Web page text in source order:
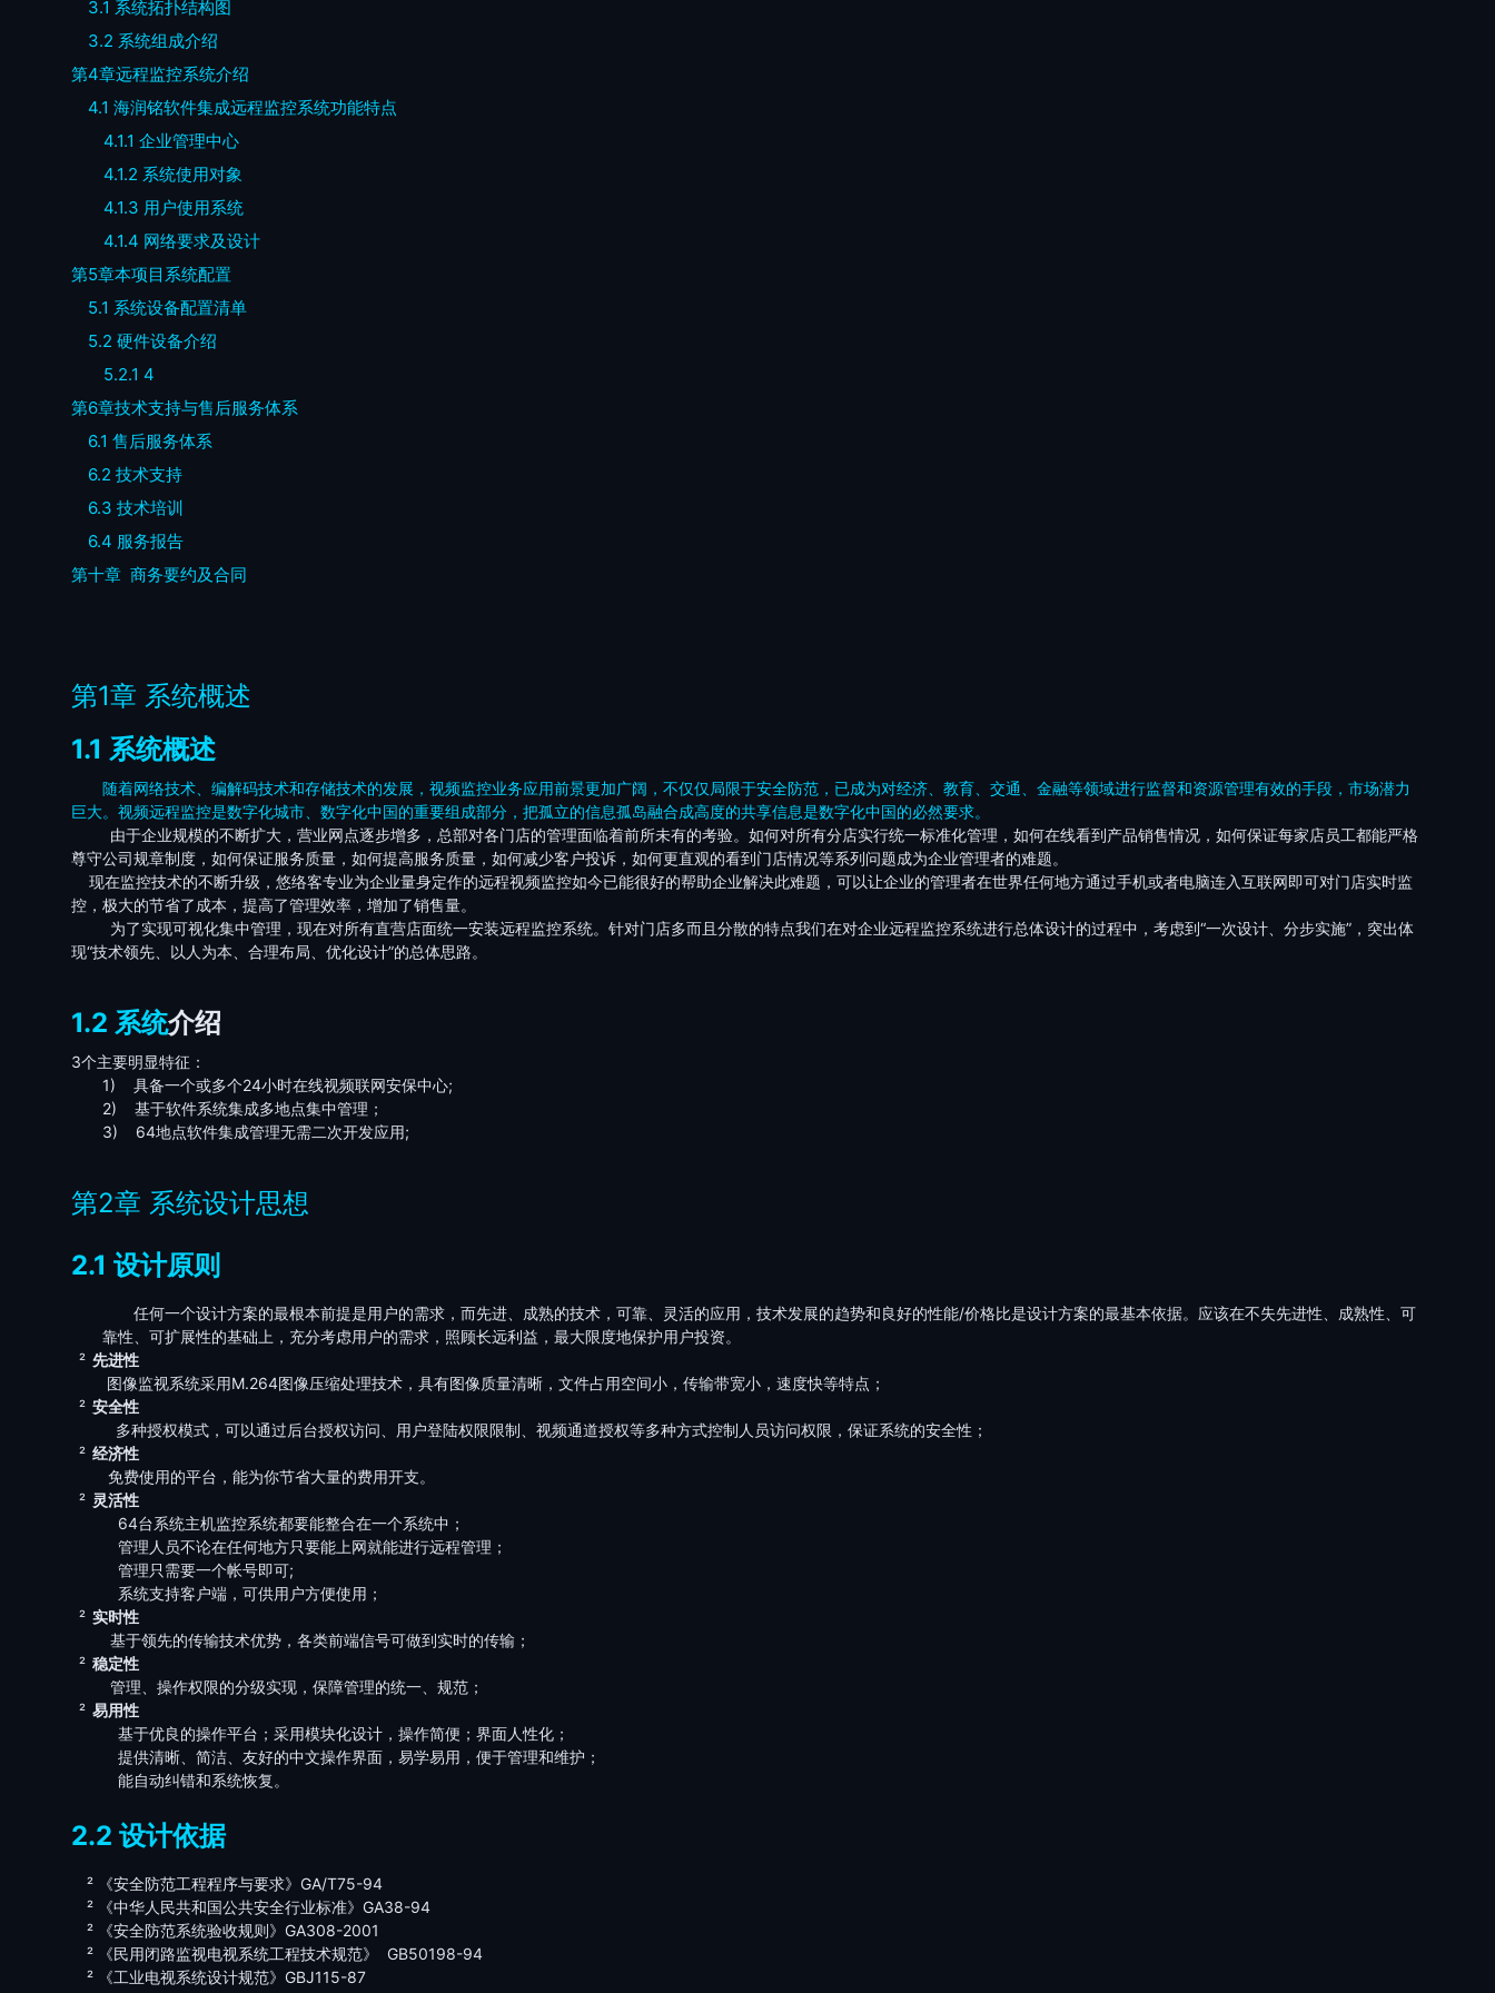
3.1 系统拓扑结构图
3.2 系统组成介绍
第4章远程监控系统介绍
4.1 海润铭软件集成远程监控系统功能特点
4.1.1企业管理中心
4.1.2 系统使用对象
4.1.3 用户使用系统
4.1.4 网络要求及设计
第5章本项目系统配置
5.1 系统设备配置清单
5.2 硬件设备介绍
5.2.1 4
第6章技术支持与售后服务体系
6.1 售后服务体系
6.2 技术支持
6.3 技术培训
6.4 服务报告
第十章 商务要约及合同
第1章 系统概述
1.1 系统概述
随着网络技术、编解码技术和存储技术的发展，视频监控业务应用前景更加广阔，不仅仅局限于安全防范，已成为对经济、教育、交通、金融等领域进行监督和资源管理有效的手段，市场潜力
巨大。视频远程监控是数字化城市、数字化中国的重要组成部分，把孤立的信息孤岛融合成高度的共享信息是数字化中国的必然要求。
由于企业规模的不断扩大，营业网点逐步增多，总部对各门店的管理面临着前所未有的考验。如何对所有分店实行统一标准化管理，如何在线看到产品销售情况，如何保证每家店员工都能严格
尊守公司规章制度，如何保证服务质量，如何提高服务质量，如何减少客户投诉，如何更直观的看到门店情况等系列问题成为企业管理者的难题。
现在监控技术的不断升级，悠络客专业为企业量身定作的远程视频监控如今已能很好的帮助企业解决此难题，可以让企业的管理者在世界任何地方通过手机或者电脑连入互联网即可对门店实时监
控，极大的节省了成本，提高了管理效率，增加了销售量。
为了实现可视化集中管理，现在对所有直营店面统一安装远程监控系统。 针对门店多而且分散的特点我们在对企业远程监控系统进行总体设计的过程中，考虑到“一次设计、分步实施”，突出体
现“技术领先、以人为本、合理布局、优化设计”的总体思路。
1.2 系统介绍
3个主要明显特征：
1)
具备一个或多个24小时在线视频联网安保中心;
2)
基于软件系统集成多地点集中管理；
3)
64地点软件集成管理无需二次开发应用;
第2章 系统设计思想
2.1 设计原则
任何一个设计方案的最根本前提是用户的需求，而先进、成熟的技术，可靠、灵活的应用，技术发展的趋势和良好的性能/价格比是设计方案的最基本依据。应该在不失先进性、成熟性、可
靠性、可扩展性的基础上，充分考虑用户的需求，照顾长远利益，最大限度地保护用户投资。
² 先进性
图像监视系统采用M.264图像压缩处理技术，具有图像质量清晰，文件占用空间小，传输带宽小，速度快等特点；
² 安全性
多种授权模式，可以通过后台授权访问、用户登陆权限限制、视频通道授权等多种方式控制人员访问权限，保证系统的安全性；
² 经济性
免费使用的平台，能为你节省大量的费用开支。
² 灵活性
64台系统主机监控系统都要能整合在一个系统中；
管理人员不论在任何地方只要能上网就能进行远程管理；
管理只需要一个帐号即可;
系统支持客户端，可供用户方便使用；
² 实时性
基于领先的传输技术优势，各类前端信号可做到实时的传输；
² 稳定性
管理、操作权限的分级实现，保障管理的统一、规范；
² 易用性
基于优良的操作平台；采用模块化设计，操作简便；界面人性化；
提供清晰、简洁、友好的中文操作界面，易学易用，便于管理和维护；
能自动纠错和系统恢复。
2.2 设计依据
² 《安全防范工程程序与要求》 GA/T75-94
²
《中华人民共和国公共安全行业标准》 GA38-94
²
《安全防范系统验收规则》 GA308-2001
²
《民用闭路监视电视系统工程技术规范》
GB50198-94
²
《工业电视系统设计规范》 GBJ115-87